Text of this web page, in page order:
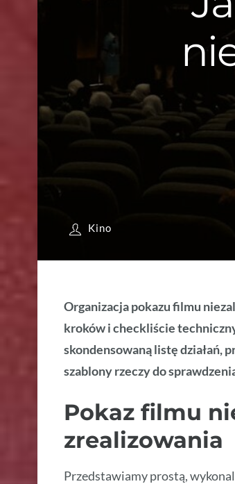
Kino
Organizacja pokazu filmu
kroków i checkliście
skondensowaną listę działań,
szablony rzeczy do
Pokaz filmu
zrealizowania
Przedstawiamy prostą,